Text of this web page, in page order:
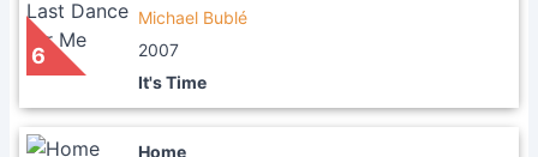
6
Michael Bublé
2007
It's Time
Home